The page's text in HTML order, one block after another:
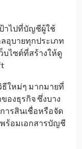
าไปที่บัญชีผู้ใช้
อุบายทุกประเภท
บไซต์ที่สร้างให้ดู
ใหม่ๆ มากมายที่
องธุรกิจ ซึ่งบาง
ารสินเชื่อหรือจัด
ร้อมเอกสารบัญชี